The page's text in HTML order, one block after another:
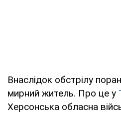
Внаслідок обстрілу
мирний житель. Про це у
Херсонська обласна